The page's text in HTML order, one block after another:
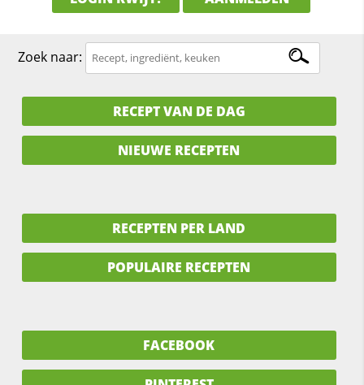
Zoek naar:
RECEPT VAN DE DAG
NIEUWE RECEPTEN
RECEPTEN PER LAND
POPULAIRE RECEPTEN
FACEBOOK